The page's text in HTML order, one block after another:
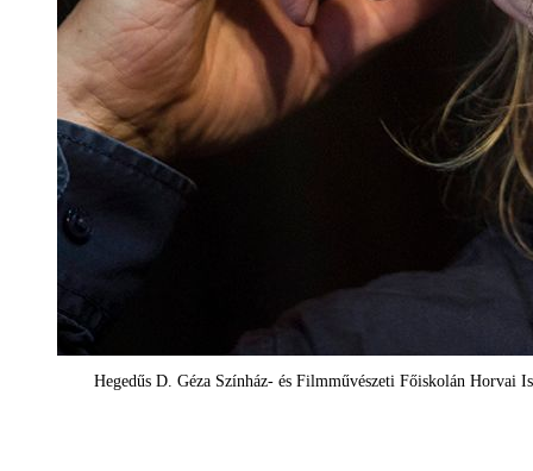
Hegedűs D. Géza Színház- és Filmművészeti Főiskolán Horvai